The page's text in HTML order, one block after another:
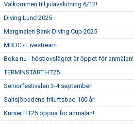
Välkommen till julavslutning 6/12!
Diving Lund 2025
Marginalen Bank Diving Cup 2025
MBDC - Livestream
Boka nu - höstlovslägret är öppet för anmälan!
TERMINSTART HT25
Seniorfestivalen 3-4 september
Saltsjöbadens friluftsbad 100 år!
Kurser HT25 öppna för anmälan!